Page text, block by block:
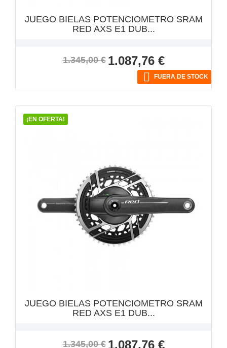
JUEGO BIELAS POTENCIOMETRO SRAM
RED AXS E1 DUB...
Precio
1.345,00 € Precio
1.087,76 €
 FUERA DE STOCK
¡EN OFERTA!
JUEGO BIELAS POTENCIOMETRO SRAM
RED AXS E1 DUB...
Precio
1.345,00 € Precio
1.087,76 €
VISTA RÁPIDA